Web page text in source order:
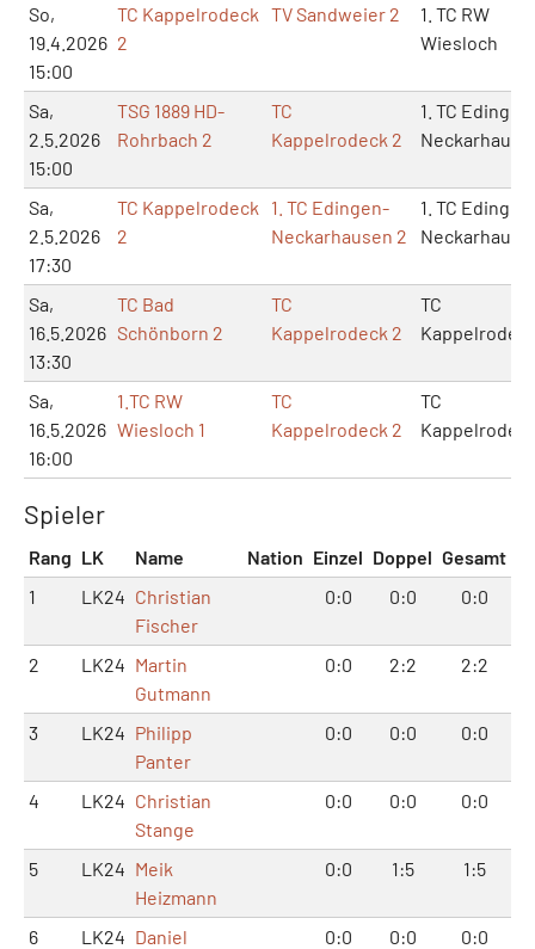
So,
19.4.2026
15:00
TC Kappelrodeck
2
TV Sandweier 2
1. TC RW
Wiesloch
Sa,
2.5.2026
15:00
TSG 1889 HD-
Rohrbach 2
TC
Kappelrodeck 2
1. TC
Sa,
2.5.2026
17:30
TC Kappelrodeck
2
1. TC Edingen-
Neckarhausen 2
1. TC
Sa,
16.5.2026
13:30
TC Bad
Schönborn 2
TC
Kappelrodeck 2
TC
Sa,
16.5.2026
16:00
1.TC RW
Wiesloch 1
TC
Kappelrodeck 2
TC
Spieler
Rang LK Name Nation Einzel Doppel Gesamt
1
LK24 Christian
Fischer
0:0 0:0 0:0
2 LK24 Martin
Gutmann
0:0 2:2 2:2
3 LK24 Philipp
Panter
0:0 0:0 0:0
4 LK24 Christian
Stange
0:0 0:0 0:0
5 LK24 Meik
Heizmann
0:0 1:5 1:5
6 LK24 Daniel
0:0 0:0 0:0